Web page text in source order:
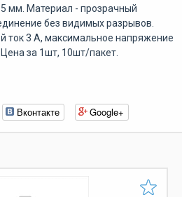
мм. Материал - прозрачный
без видимых разрывов.
ток 3 А, максимальное напряжение
за 1шт, 10шт/пакет.
Вконтакте Google+